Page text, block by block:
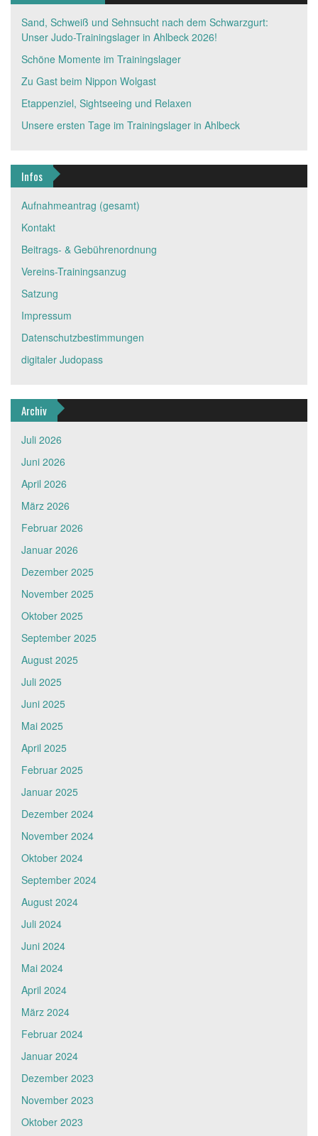
Sand, Schweiß und Sehnsucht nach dem Schwarzgurt:
Unser Judo-Trainingslager in Ahlbeck 2026!
Schöne Momente im Trainingslager
Zu Gast beim Nippon Wolgast
Etappenziel, Sightseeing und Relaxen
Unsere ersten Tage im Trainingslager in Ahlbeck
Infos
Aufnahmeantrag (gesamt)
Kontakt
Beitrags- & Gebührenordnung
Vereins-Trainingsanzug
Satzung
Impressum
Datenschutzbestimmungen
digitaler Judopass
Archiv
Juli 2026
Juni 2026
April 2026
März 2026
Februar 2026
Januar 2026
Dezember 2025
November 2025
Oktober 2025
September 2025
August 2025
Juli 2025
Juni 2025
Mai 2025
April 2025
Februar 2025
Januar 2025
Dezember 2024
November 2024
Oktober 2024
September 2024
August 2024
Juli 2024
Juni 2024
Mai 2024
April 2024
März 2024
Februar 2024
Januar 2024
Dezember 2023
November 2023
Oktober 2023